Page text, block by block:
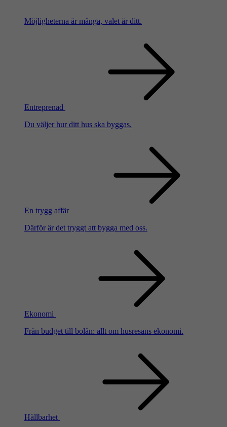
Möjligheterna är många, valet är ditt.
Entreprenad
Du väljer hur ditt hus ska byggas.
En trygg affär
Därför är det tryggt att bygga med oss.
Ekonomi
Från budget till bolån: allt om husresans ekonomi.
Hållbarhet